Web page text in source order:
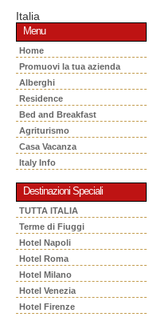
Italia
Menu
Home
Promuovi la tua azienda
Alberghi
Residence
Bed and Breakfast
Agriturismo
Casa Vacanza
Italy Info
Destinazioni Speciali
TUTTA ITALIA
Terme di Fiuggi
Hotel Napoli
Hotel Roma
Hotel Milano
Hotel Venezia
Hotel Firenze